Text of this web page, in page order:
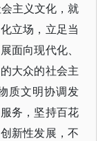
主义文化，就
立场，立足当
面向现代化、
大众的社会主
质文明协调发
务，坚持百花
新性发展，不